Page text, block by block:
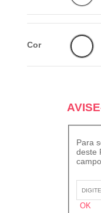
Cor
Para
deste